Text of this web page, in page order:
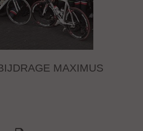
MAXIMUS